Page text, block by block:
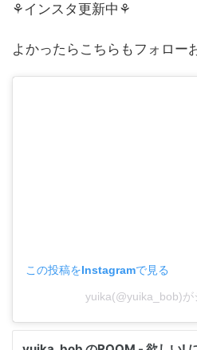
⚘インスタ更新中⚘
よかったらこちらもフォロー
この投稿をInstagramで見る
yuika(@yuika_bob)が